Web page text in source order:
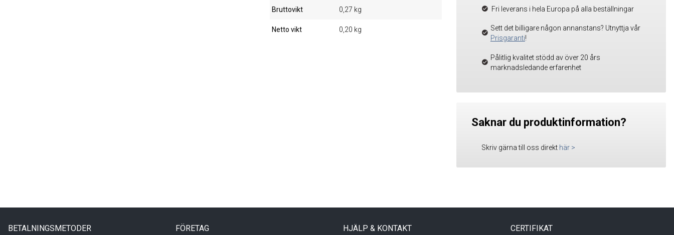
Bruttovikt 0,27 kg
Netto vikt 0,20 kg
Fri leverans i hela Europa på alla beställningar
Sett det billigare någon annanstans? Utnyttja vår
Prisgaranti!
Pålitlig kvalitet stödd av över 20 års
marknadsledande erfarenhet
Saknar du produktinformation?
Skriv gärna till oss direkt här >
BETALNINGSMETODER FÖRETAG HJÄLP & KONTAKT CERTIFIKAT